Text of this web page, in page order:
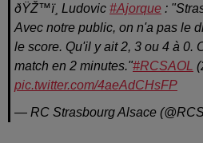
ðŸŽ™ï¸ Ludovic #Ajorque :
Avec notre public, on n'a pas le
le score. Qu'il y ait 2, 3 ou 4 à 0.
match en 2 minutes."#RCSAOL
pic.twitter.com/4aeAdCHsFP
— RC Strasbourg Alsace